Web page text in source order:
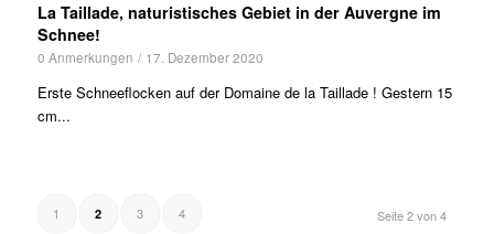
La Taillade, naturistisches Gebiet in der Auvergne im
Schnee!
0 Anmerkungen / 17. Dezember 2020
Erste Schneeflocken auf der Domaine de la Taillade ! Gestern 15
cm...
Seite 2 von 4
1 2 3 4